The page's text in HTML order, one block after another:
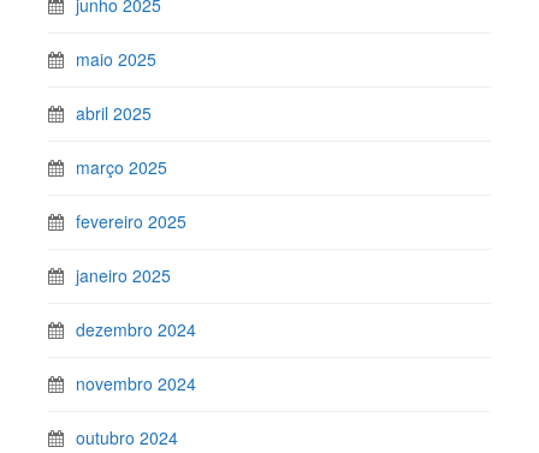
junho 2025
maio 2025
abril 2025
março 2025
fevereiro 2025
janeiro 2025
dezembro 2024
novembro 2024
outubro 2024